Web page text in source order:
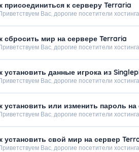
присоединиться к серверу Terraria
Вас, дорогие посетители
сбросить мир на сервере Terraria
Вас, дорогие посетители
установить данные игрока из
Вас, дорогие посетители
установить или изменить пароль
Вас, дорогие посетители
установить свой мир на сервер
Вас, дорогие посетители